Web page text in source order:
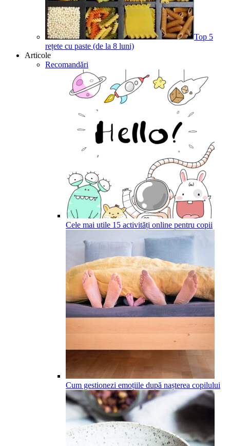
Top 5
rețete cu paste (de la 8 luni)
Articole
Recomandări
Cele mai utile 15 activități online pentru copii
Cum gestionezi emoțiile după nașterea copilului